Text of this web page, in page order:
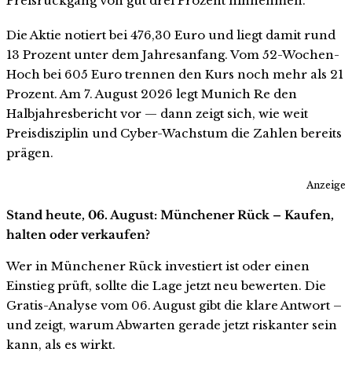
Die Aktie notiert bei 476,30 Euro und liegt damit rund
13 Prozent unter dem Jahresanfang. Vom 52-Wochen-
Hoch bei 605 Euro trennen den Kurs noch mehr als 21
Prozent. Am 7. August 2026 legt Munich Re den
Halbjahresbericht vor — dann zeigt sich, wie weit
Preis­disziplin und Cyber-Wachstum die Zahlen bereits
prägen.
Anzeige
Stand heute, 06. August: Münchener Rück – Kaufen,
halten oder verkaufen?
Wer in Münchener Rück investiert ist oder einen
Einstieg prüft, sollte die Lage jetzt neu bewerten. Die
Gratis-Analyse vom 06. August gibt die klare Antwort –
und zeigt, warum Abwarten gerade jetzt riskanter sein
kann, als es wirkt.